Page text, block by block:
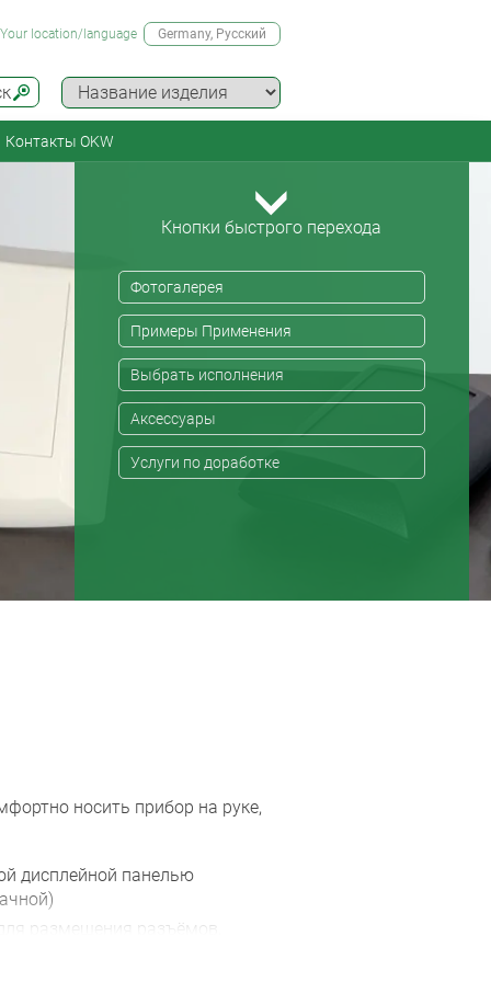
Your location/language Germany, Русский
Контакты OKW
Кнопки быстрого перехода
Фотогалерея
Примеры Применения
Выбрать исполнения
Аксессуары
Услуги по доработке
носить прибор на руке,
дисплейной панелью
размещения разъёмов,